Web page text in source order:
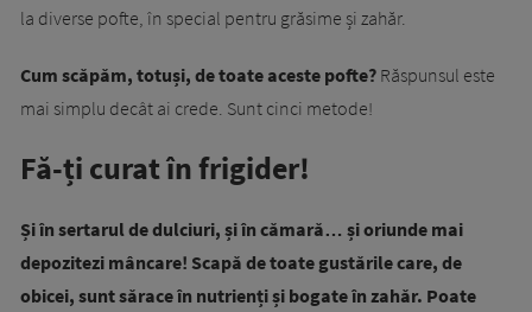
la diverse pofte, în special pentru grăsime și zahăr.
Cum scăpăm, totuși, de toate aceste pofte? Răspunsul este
mai simplu decât ai crede. Sunt cinci metode!
Fă-ți curat în frigider!
Și în sertarul de dulciuri, și în cămară… și oriunde mai
depozitezi mâncare! Scapă de toate gustările care, de
obicei, sunt sărace în nutrienți și bogate în zahăr. Poate